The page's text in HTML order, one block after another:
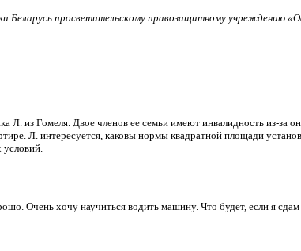
просветительскому правозащитному учреждению
из Гомеля. Двое членов ее семьи имеют инвалидность из-за
Л. интересуется, каковы нормы квадратной площади
Очень хочу научиться водить машину. Что будет, если я